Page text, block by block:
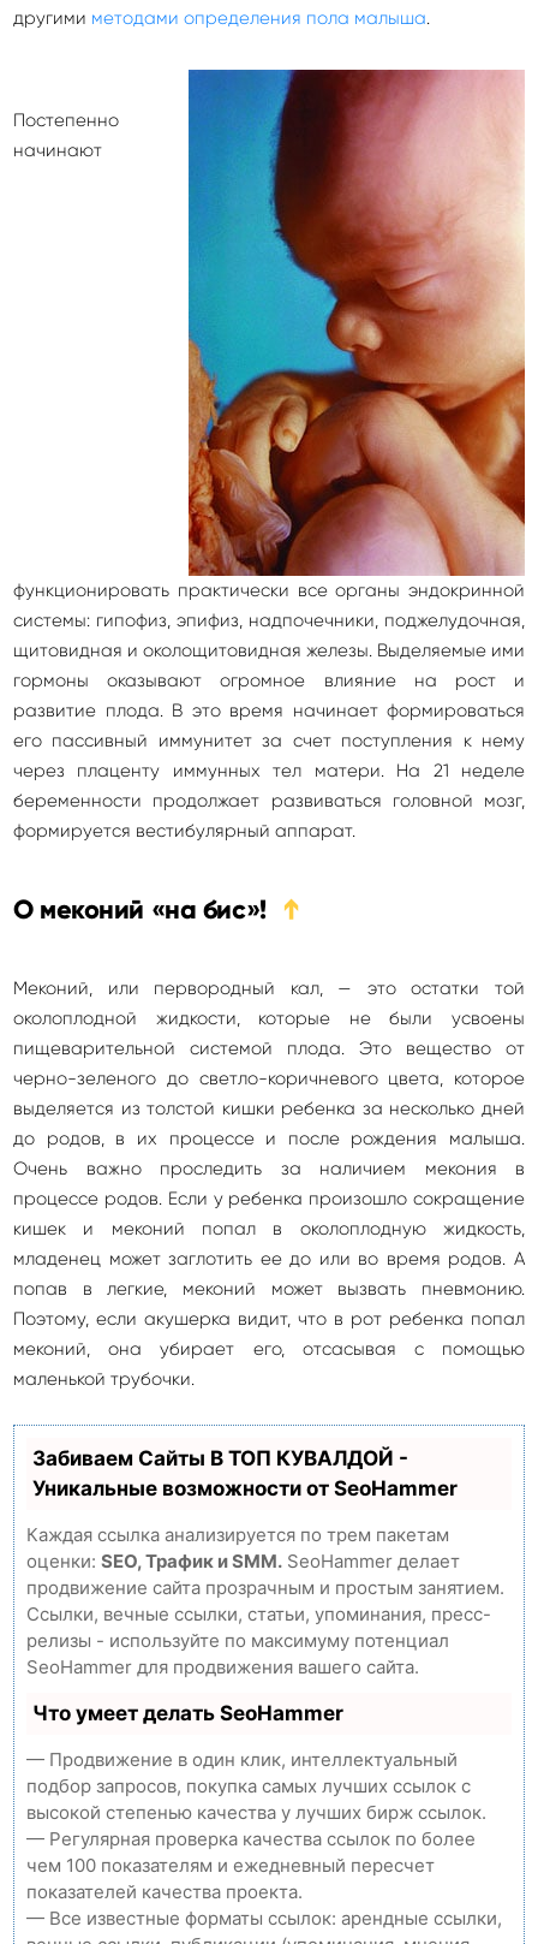
другими методами определения пола малыша
Постепенно
начинают
функционировать практически все органы эндокринной
системы: гипофиз, эпифиз, надпочечники, поджелудочная,
щитовидная и околощитовидная железы. Выделяемые ими
гормоны оказывают огромное влияние на рост и
развитие плода. В это время начинает формироваться
его пассивный иммунитет за счет поступления к нему
через плаценту иммунных тел матери. На 21 неделе
беременности продолжает развиваться головной мозг,
формируется вестибулярный аппарат.
О меконий «на бис»! ➔
Меконий, или первородный кал, — это остатки той
околоплодной жидкости, которые не были усвоены
пищеварительной системой плода. Это вещество от
черно-зеленого до светло-коричневого цвета, которое
выделяется из толстой кишки ребенка за несколько дней
до родов, в их процессе и после рождения малыша.
Очень важно проследить за наличием мекония в
процессе родов. Если у ребенка произошло сокращение
кишек и меконий попал в околоплодную жидкость,
младенец может заглотить ее до или во время родов. А
попав в легкие, меконий может вызвать пневмонию.
Поэтому, если акушерка видит, что в рот ребенка попал
меконий, она убирает его, отсасывая с помощью
маленькой трубочки.
Забиваем Сайты В ТОП КУВАЛДОЙ -
Уникальные возможности от SeoHammer
Каждая ссылка анализируется по трем пакетам
оценки: SEO, Трафик и SMM. SeoHammer делает
продвижение сайта прозрачным и простым занятием.
Ссылки, вечные ссылки, статьи, упоминания, пресс-
релизы - используйте по максимуму потенциал
SeoHammer для продвижения вашего сайта.
Что умеет делать SeoHammer
— Продвижение в один клик, интеллектуальный
подбор запросов, покупка самых лучших ссылок с
высокой степенью качества у лучших бирж ссылок.
— Регулярная проверка качества ссылок по более
чем 100 показателям и ежедневный пересчет
показателей качества проекта.
— Все известные форматы ссылок: арендные ссылки,